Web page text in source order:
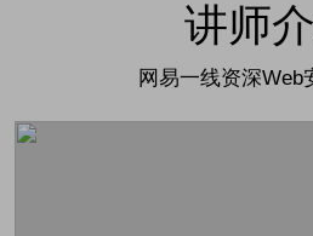
讲师
网易一线资深Web